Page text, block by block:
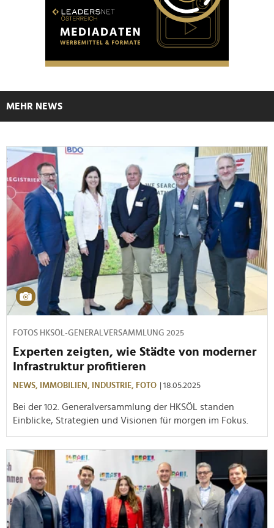
MEHR NEWS
FOTOS HKSÖL-GENERALVERSAMMLUNG 2025
Experten zeigten, wie Städte von moderner
Infrastruktur profitieren
NEWS, IMMOBILIEN, INDUSTRIE, FOTO | 18.05.2025
Bei der 102. Generalversammlung der HKSÖL standen
Einblicke, Strategien und Visionen für morgen im Fokus.